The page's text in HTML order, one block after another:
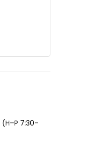
(H–P 7:30–